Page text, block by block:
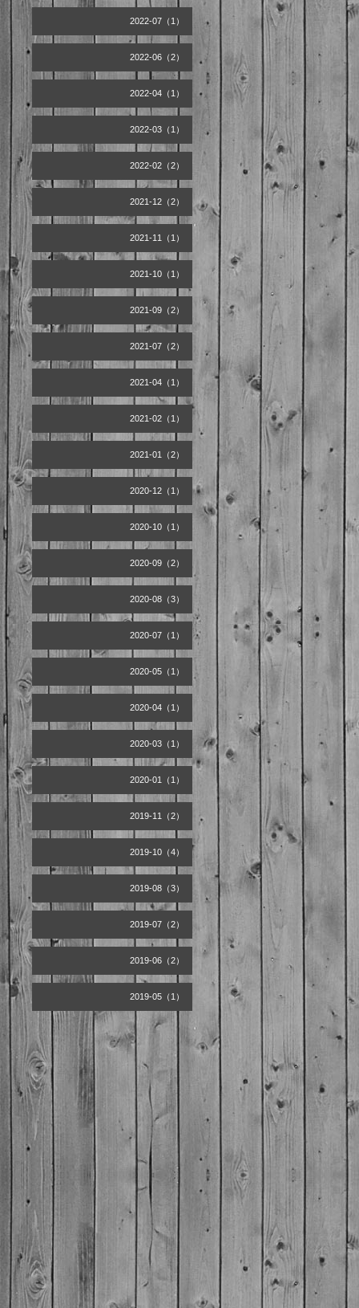
2022-07（1）
2022-06（2）
2022-04（1）
2022-03（1）
2022-02（2）
2021-12（2）
2021-11（1）
2021-10（1）
2021-09（2）
2021-07（2）
2021-04（1）
2021-02（1）
2021-01（2）
2020-12（1）
2020-10（1）
2020-09（2）
2020-08（3）
2020-07（1）
2020-05（1）
2020-04（1）
2020-03（1）
2020-01（1）
2019-11（2）
2019-10（4）
2019-08（3）
2019-07（2）
2019-06（2）
2019-05（1）